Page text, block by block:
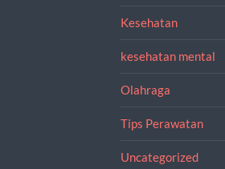
Kesehatan
kesehatan mental
Olahraga
Tips Perawatan
Uncategorized